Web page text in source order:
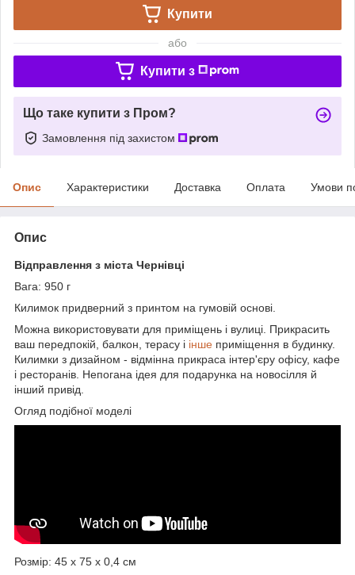
Купити
або
Купити з
Що таке купити з Пром?
Замовлення під захистом
Опис Характеристики Доставка Оплата Умови
Опис
Відправлення з міста Чернівці
Вага: 950 г
Килимок придверний з принтом на гумовій основі.
Можна використовувати для приміщень і вулиці. Прикрасить
ваш передпокій, балкон, терасу і інше приміщення в будинку.
Килимки з дизайном - відмінна прикраса інтер'єру офісу, кафе
і ресторанів. Непогана ідея для подарунка на новосілля й
інший привід.
Огляд подібної моделі
Розмір: 45 х 75 х 0,4 см